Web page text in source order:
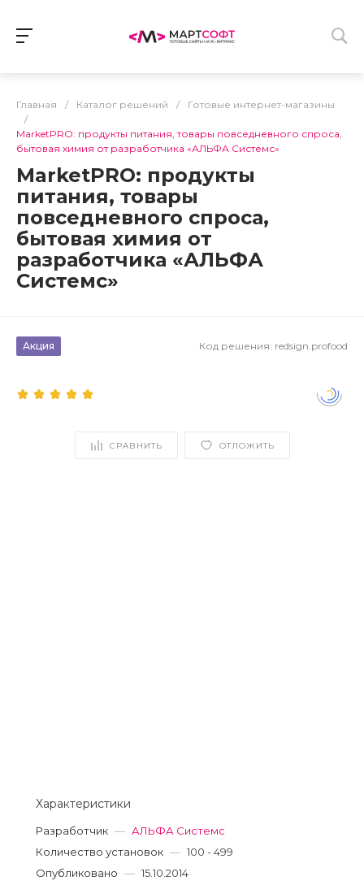
Главная / Каталог решений /
Готовые интернет-магазины
/
MarketPRO: продукты питания, товары повседневного спроса,
бытовая химия от разработчика «АЛЬФА Системс»
MarketPRO: продукты
питания, товары
повседневного спроса,
бытовая химия от
разработчика «АЛЬФА
Системс»
Акция Код решения: redsign.profood
СРАВНИТЬ ОТЛОЖИТЬ
Характеристики
Разработчик — АЛЬФА Системс
Количество установок — 100 - 499
Опубликовано — 15.10.2014